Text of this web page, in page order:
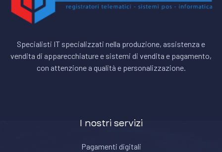
Specialisti IT specializzati nella produzione, assistenza e
vendita di apparecchiature e sistemi di vendita e pagamento,
con attenzione a qualità e personalizzazione.
I nostri servizi
Pagamenti digitali